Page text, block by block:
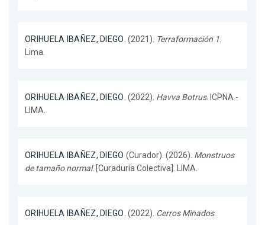
ORIHUELA IBAÑEZ, DIEGO. (2021). Terraformación 1.
Lima.
ORIHUELA IBAÑEZ, DIEGO. (2022). Havva Botrus. ICPNA -
LIMA.
ORIHUELA IBAÑEZ, DIEGO (Curador). (2026). Monstruos
de tamaño normal. [Curaduría Colectiva]. LIMA.
ORIHUELA IBAÑEZ, DIEGO. (2022). Cerros Minados.